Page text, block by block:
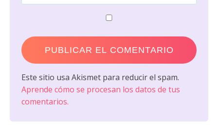
Este sitio usa Akismet para reducir el spam.
Aprende cómo se procesan los datos de tus
comentarios.